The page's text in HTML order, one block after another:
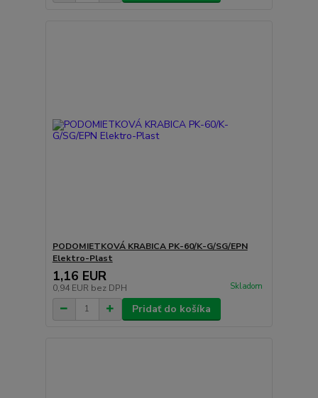
PODOMIETKOVÁ KRABICA PK-60/K-G/SG/EPN
Elektro-Plast
1,16 EUR
0,94 EUR bez DPH Skladom
Pridať do košíka